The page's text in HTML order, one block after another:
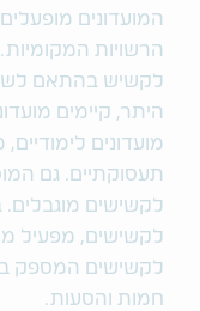
המועדונים
הרשויות
לקשיש בהתאם
היתר, קיימים
מועדונים
תעסוקתיים. גם
לקשישים מוגבלים.
לקשישים, מפעיל
לקשישים המספק
חמות והסעות.